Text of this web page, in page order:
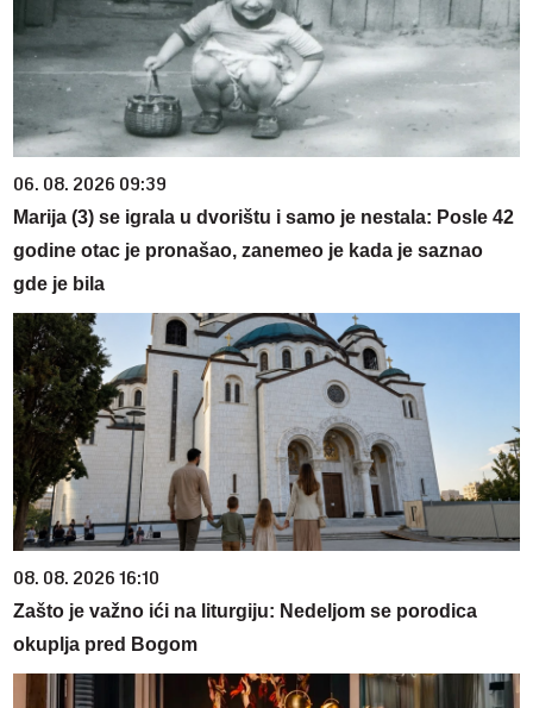
06. 08. 2026 09:39
Marija (3) se igrala u dvorištu i samo je nestala: Posle 42
godine otac je pronašao, zanemeo je kada je saznao
gde je bila
08. 08. 2026 16:10
Zašto je važno ići na liturgiju: Nedeljom se porodica
okuplja pred Bogom